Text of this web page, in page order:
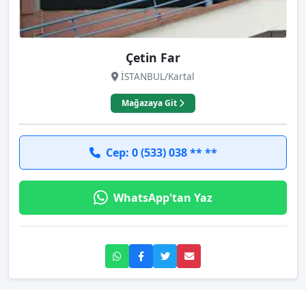
Çetin Far
İSTANBUL/Kartal
Mağazaya Git
Cep: 0 (533) 038 ** **
WhatsApp'tan Yaz